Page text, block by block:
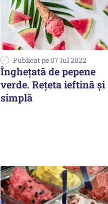
Publicat pe 07 Iul 2022
Îngheţată de pepene
verde. Rețeta ieftină și
simplă